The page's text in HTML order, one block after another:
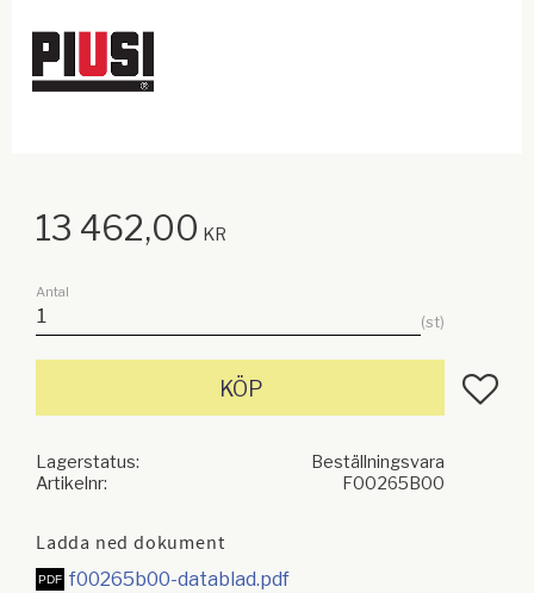
13 462,00 KR
Antal
st
KÖP Lägg
Lagerstatus
Beställningsvara
Artikelnr
F00265B00
Ladda ned dokument
f00265b00-datablad.pdf